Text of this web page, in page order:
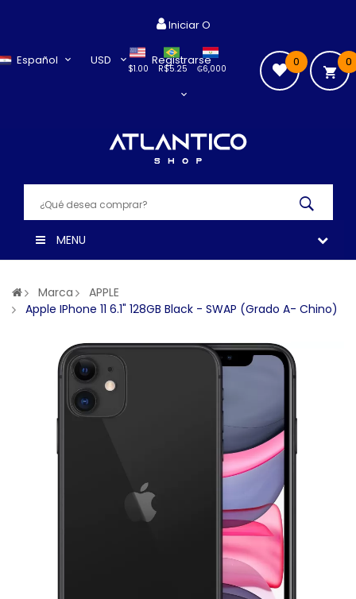
Español USD
$1.00 ₲6,000
R$5.25
Iniciar O
Registrarse 0
0
MENU
Marca
APPLE
Apple IPhone 11 6.1" 128GB Black - SWAP (Grado A- Chino)